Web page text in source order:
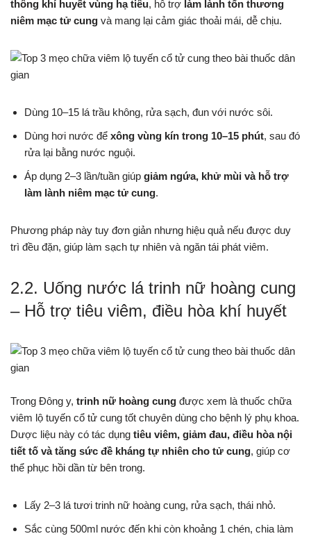
thông khí huyết vùng hạ tiêu, hỗ trợ làm lành tổn thương
niêm mạc tử cung và mang lại cảm giác thoải mái, dễ chịu.
Dùng 10–15 lá trầu không, rửa sạch, đun với nước sôi.
Dùng hơi nước để xông vùng kín trong 10–15 phút, sau đó
rửa lại bằng nước nguội.
Áp dụng 2–3 lần/tuần giúp giảm ngứa, khử mùi và hỗ trợ
làm lành niêm mạc tử cung.
Phương pháp này tuy đơn giản nhưng hiệu quả nếu được duy
trì đều đặn, giúp làm sạch tự nhiên và ngăn tái phát viêm.
2.2. Uống nước lá trinh nữ hoàng cung
– Hỗ trợ tiêu viêm, điều hòa khí huyết
Trong Đông y, trinh nữ hoàng cung được xem là thuốc chữa
viêm lộ tuyến cổ tử cung tốt chuyên dùng cho bệnh lý phụ khoa.
Dược liệu này có tác dụng tiêu viêm, giảm đau, điều hòa nội
tiết tố và tăng sức đề kháng tự nhiên cho tử cung, giúp cơ
thể phục hồi dần từ bên trong.
Lấy 2–3 lá tươi trinh nữ hoàng cung, rửa sạch, thái nhỏ.
Sắc cùng 500ml nước đến khi còn khoảng 1 chén, chia làm